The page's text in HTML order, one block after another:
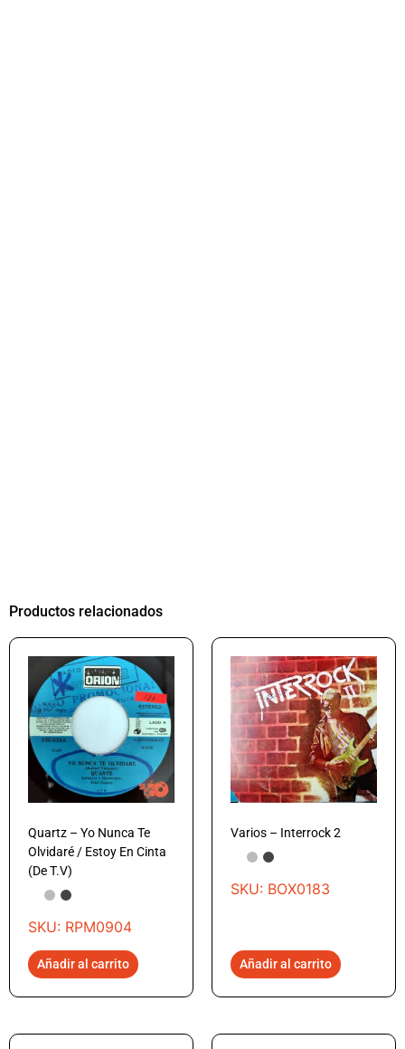
Productos relacionados
Quartz – Yo Nunca Te
Olvidaré / Estoy En Cinta
(De T.V)
SKU: RPM0904
Añadir al carrito
Varios – Interrock 2
SKU: BOX0183
Añadir al carrito